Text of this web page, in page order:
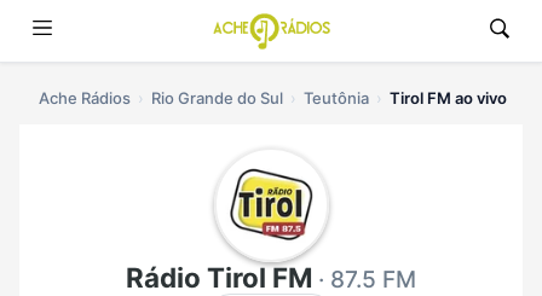
Ache Rádios Rio Grande do Sul Teutônia Tirol FM ao vivo
Rádio Tirol FM · 87.5 FM